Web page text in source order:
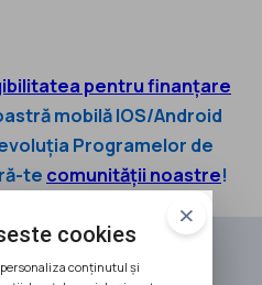
pentru finanțare
mobilă IOS/Android
Programelor de
te comunității noastre!
cookies
conținutul și